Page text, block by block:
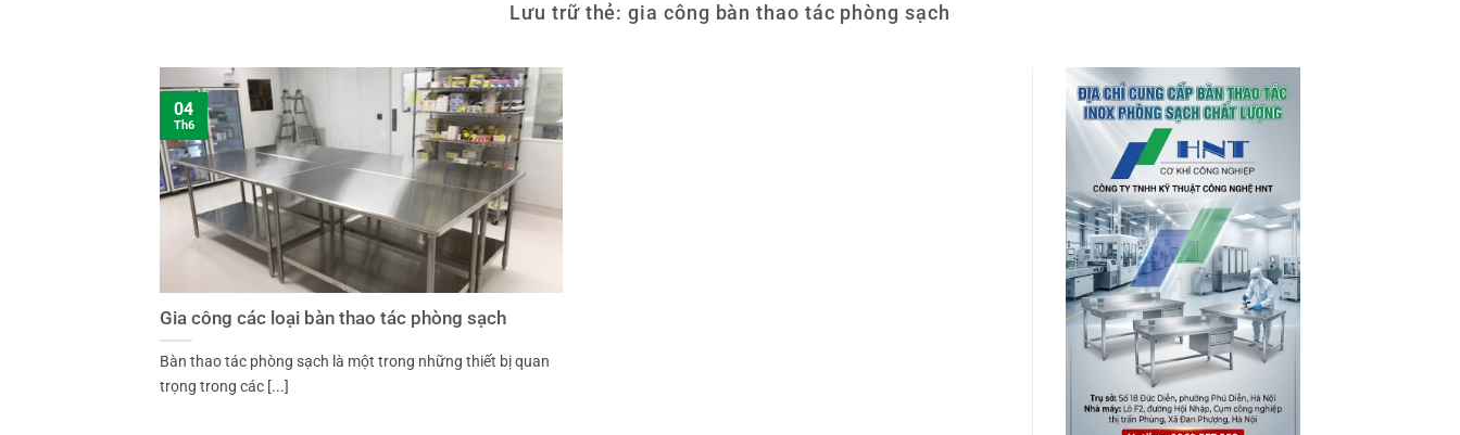
Lưu trữ thẻ:gia công bàn thao tác phòng sạch
Gia công các loại bàn thao tác phòng sạch
Bàn thao tác phòng sạch là một trong những thiết bị quan
trọng trong các [...]
04
Th6